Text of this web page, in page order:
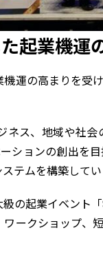
起業機運
運の高まりを受
ネス、地域や社
ションの創出を
テムを構築してい
の起業イベント
ークショップ、